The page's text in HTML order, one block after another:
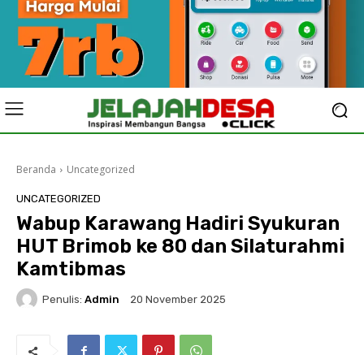
Beranda Uncategorized
UNCATEGORIZED
Wabup Karawang Hadiri Syukuran
HUT Brimob ke 80 dan Silaturahmi
Kamtibmas
Penulis: Admin 20 November 2025